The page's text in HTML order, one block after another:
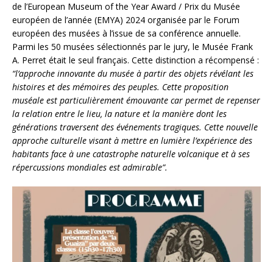
de l’European Museum of the Year Award / Prix du Musée
européen de l’année (EMYA) 2024 organisée par le Forum
européen des musées à l’issue de sa conférence annuelle.
Parmi les 50 musées sélectionnés par le jury, le Musée Frank
A. Perret était le seul français. Cette distinction a récompensé :
“l’approche innovante du musée à partir des objets révélant les
histoires et des mémoires des peuples. Cette proposition
muséale est particulièrement émouvante car permet de repenser
la relation entre le lieu, la nature et la manière dont les
générations traversent des événements tragiques. Cette nouvelle
approche culturelle visant à mettre en lumière l’expérience des
habitants face à une catastrophe naturelle volcanique et à ses
répercussions mondiales est admirable”.